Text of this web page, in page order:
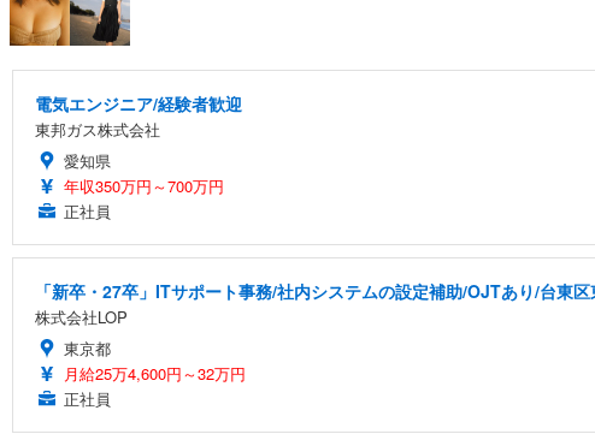
電気エンジニア/経験者歓迎
東邦ガス株式会社
愛知県
年収350万円～700万円
正社員
「新卒・27卒」ITサポート事務/社内システムの設定補助/OJTあり/台東
株式会社LOP
東京都
月給25万4,600円～32万円
正社員